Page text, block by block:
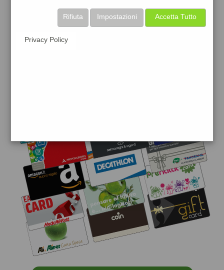
ti premia
Accetta Tutto
Impostazioni
Rifiuta
Privacy Policy